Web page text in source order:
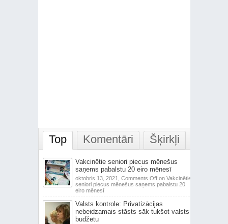
Top Komentāri Šķirkļi
Vakcinētie seniori piecus mēnešus
saņems pabalstu 20 eiro mēnesī
oktobris 13, 2021, Comments Offon Vakcinētie
seniori piecus mēnešus saņems pabalstu 20
eiro mēnesī
Valsts kontrole: Privatizācijas
nebeidzamais stāsts sāk tukšot valsts
budžetu